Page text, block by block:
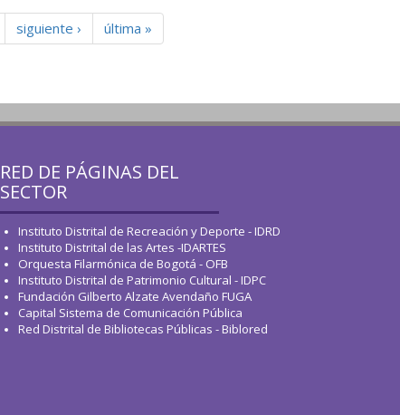
siguiente › última »
RED DE PÁGINAS DEL
SECTOR
Instituto Distrital de Recreación y Deporte - IDRD
Instituto Distrital de las Artes -IDARTES
Orquesta Filarmónica de Bogotá - OFB
Instituto Distrital de Patrimonio Cultural - IDPC
Fundación Gilberto Alzate Avendaño FUGA
Capital Sistema de Comunicación Pública
Red Distrital de Bibliotecas Públicas - Biblored